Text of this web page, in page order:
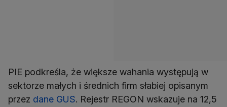
PIE podkreśla, że większe wahania występują w
sektorze małych i średnich firm słabiej opisanym
przez dane GUS. Rejestr REGON wskazuje na 12,5